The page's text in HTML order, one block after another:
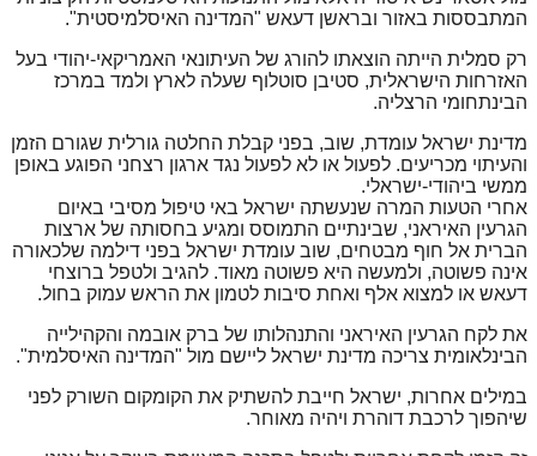
המתבססות באזור ובראשן דעאש "המדינה האיסלמיסטית".
רק סמלית הייתה הוצאתו להורג של העיתונאי האמריקאי-יהודי בעל
האזרחות הישראלית, סטיבן סוטלוף שעלה לארץ ולמד במרכז
הבינתחומי הרצליה.
מדינת ישראל עומדת, שוב, בפני קבלת החלטה גורלית שגורם הזמן
והעיתוי מכריעים. לפעול או לא לפעול נגד ארגון רצחני הפוגע באופן
ממשי ביהודי-ישראלי.
אחרי הטעות המרה שנעשתה ישראל באי טיפול מסיבי באיום
הגרעין האיראני, שבינתיים התמוסס ומגיע בחסותה של ארצות
הברית אל חוף מבטחים, שוב עומדת ישראל בפני דילמה שלכאורה
אינה פשוטה, ולמעשה היא פשוטה מאוד. להגיב ולטפל ברוצחי
דעאש או למצוא אלף ואחת סיבות לטמון את הראש עמוק בחול.
את לקח הגרעין האיראני והתנהלותו של ברק אובמה והקהילייה
הבינלאומית צריכה מדינת ישראל ליישם מול "המדינה האיסלמית".
במילים אחרות, ישראל חייבת להשתיק את הקומקום השורק לפני
שיהפוך לרכבת דוהרת ויהיה מאוחר.